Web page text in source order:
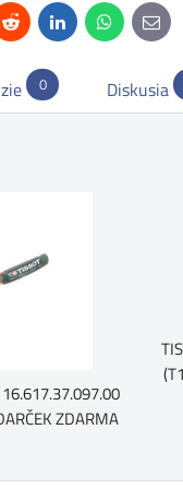
Reddit LinkedInWhatsApp
E-
mail
0 Diskusia
ZDARMA